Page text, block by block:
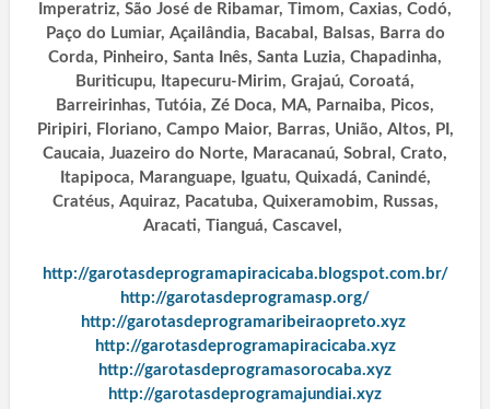
Imperatriz, São José de Ribamar, Timom, Caxias, Codó,
Paço do Lumiar, Açailândia, Bacabal, Balsas, Barra do
Corda, Pinheiro, Santa Inês, Santa Luzia, Chapadinha,
Buriticupu, Itapecuru-Mirim, Grajaú, Coroatá,
Barreirinhas, Tutóia, Zé Doca, MA, Parnaiba, Picos,
Piripiri, Floriano, Campo Maior, Barras, União, Altos, PI,
Caucaia, Juazeiro do Norte, Maracanaú, Sobral, Crato,
Itapipoca, Maranguape, Iguatu, Quixadá, Canindé,
Cratéus, Aquiraz, Pacatuba, Quixeramobim, Russas,
Aracati, Tianguá, Cascavel,
http://garotasdeprogramapiracicaba.blogspot.com.br/
http://garotasdeprogramasp.org/
http://garotasdeprogramaribeiraopreto.xyz
http://garotasdeprogramapiracicaba.xyz
http://garotasdeprogramasorocaba.xyz
http://garotasdeprogramajundiai.xyz